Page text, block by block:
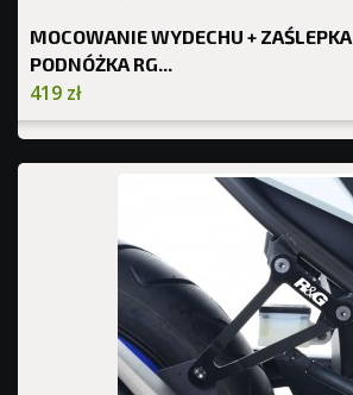
MOCOWANIE WYDECHU + ZAŚLEPKA
PODNÓŻKA RG...
419 zł